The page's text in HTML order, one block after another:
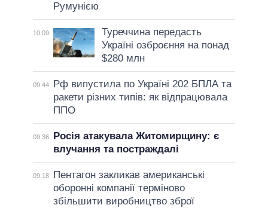
Румунією
10:09
Туреччина передасть
Україні озброєння на понад
$280 млн
09:44
Рф випустила по Україні 202 БПЛА та
ракети різних типів: як відпрацювала
ППО
09:36
Росія атакувала Житомирщину: є
влучання та постраждалі
09:18
Пентагон закликав американські
оборонні компанії терміново
збільшити виробництво зброї